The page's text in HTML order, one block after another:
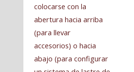
colocarse con la
abertura hacia arriba
(para llevar
accesorios) o hacia
abajo (para configurar